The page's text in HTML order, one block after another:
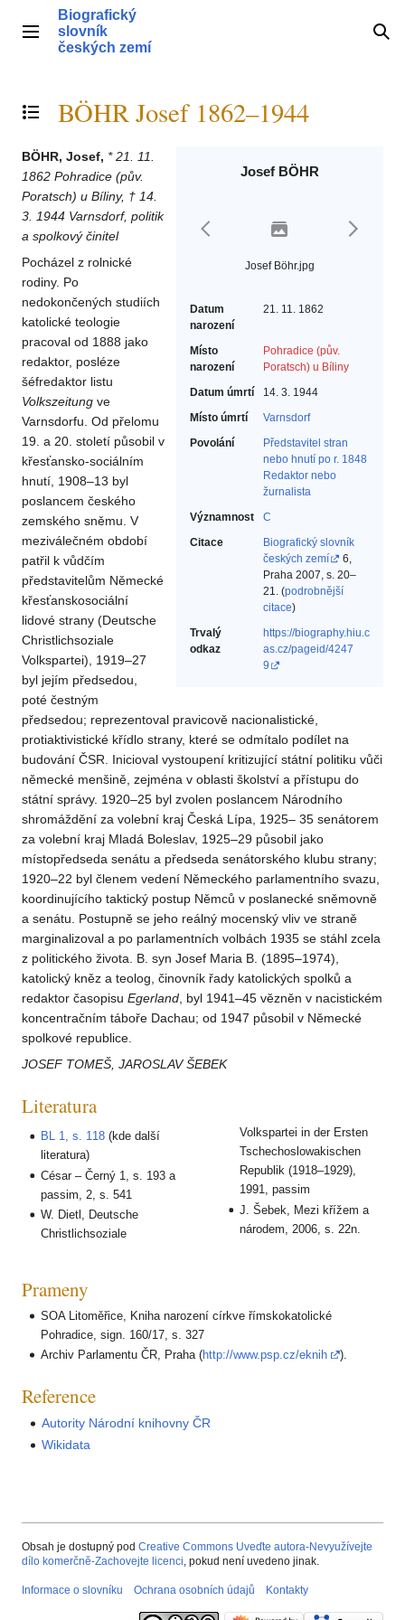
obsahHlavní menu
Biografický
slovník
českých zemí
Přepnout obsah
BÖHR Josef 1862–1944
Josef BÖHR
Josef Böhr.jpg
Datum
narození
21. 11. 1862
Místo
narození
Pohradice (pův.
Poratsch) u Bíliny
Datum úmrtí
14. 3. 1944
Místo úmrtí
Varnsdorf
Povolání
Představitel stran
nebo hnutí po r. 1848‎
Redaktor nebo
žurnalista‎
Významnost
C
Citace
Biografický slovník
českých zemí
6,
Praha 2007, s. 20–
21. (podrobnější
citace)
Trvalý
odkaz
https://biography.hiu.c
as.cz/pageid/4247
9
BÖHR, Josef, * 21. 11.
1862 Pohradice (pův.
Poratsch) u Bíliny, † 14.
3. 1944 Varnsdorf, politik
a spolkový činitel
Pocházel z rolnické
rodiny. Po
nedokončených studiích
katolické teologie
pracoval od 1888 jako
redaktor, posléze
šéfredaktor listu
Volkszeitung ve
Varnsdorfu. Od přelomu
19. a 20. století působil v
křesťansko-sociálním
hnutí, 1908–13 byl
poslancem českého
zemského sněmu. V
meziválečném období
patřil k vůdčím
představitelům Německé
křesťanskosociální
lidové strany (Deutsche
Christlichsoziale
Volkspartei), 1919–27
byl jejím předsedou,
poté čestným
předsedou; reprezentoval pravicově nacionalistické,
protiaktivistické křídlo strany, které se odmítalo podílet na
budování ČSR. Inicioval vystoupení kritizující státní politiku vůči
německé menšině, zejména v oblasti školství a přístupu do
státní správy. 1920–25 byl zvolen poslancem Národního
shromáždění za volební kraj Česká Lípa, 1925– 35 senátorem
za volební kraj Mladá Boleslav, 1925–29 působil jako
místopředseda senátu a předseda senátorského klubu strany;
1920–22 byl členem vedení Německého parlamentního svazu,
koordinujícího taktický postup Němců v poslanecké sněmovně
a senátu. Postupně se jeho reálný mocenský vliv ve straně
marginalizoval a po parlamentních volbách 1935 se stáhl zcela
z politického života. B. syn Josef Maria B. (1895–1974),
katolický kněz a teolog, činovník řady katolických spolků a
redaktor časopisu Egerland , byl 1941–45 vězněn v nacistickém
koncentračním táboře Dachau; od 1947 působil v Německé
spolkové republice.
JOSEF TOMEŠ, JAROSLAV ŠEBEK
Literatura
BL 1, s. 118 (kde další
literatura)
César – Černý 1, s. 193 a
passim, 2, s. 541
W. Dietl, Deutsche
Christlichsoziale
Volkspartei in der Ersten
Tschechoslowakischen
Republik (1918–1929),
1991, passim
J. Šebek, Mezi křížem a
národem, 2006, s. 22n.
Prameny
SOA Litoměřice, Kniha narození církve římskokatolické
Pohradice, sign. 160/17, s. 327
Archiv Parlamentu ČR, Praha (http://www.psp.cz/eknih ).
Reference
Autority Národní knihovny ČR
Wikidata
Obsah je dostupný pod Creative Commons Uveďte autora-Nevyužívejte
dílo komerčně-Zachovejte licenci, pokud není uvedeno jinak.
Informace o slovníku Ochrana osobních údajů Kontakty